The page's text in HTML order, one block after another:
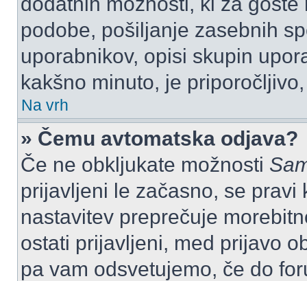
podobe, pošiljanje zasebnih
uporabnikov, opisi skupin
kakšno minuto, je
Na vrh
» Čemu avtomatska odjava?
Če ne obkljukate možnosti
prijavljeni le začasno, se pravi
nastavitev preprečuje
ostati prijavljeni, med prijavo
pa vam odsvetujemo, če do